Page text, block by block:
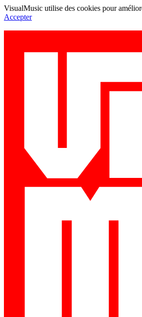
VisualMusic utilise des cookies pour
Accepter